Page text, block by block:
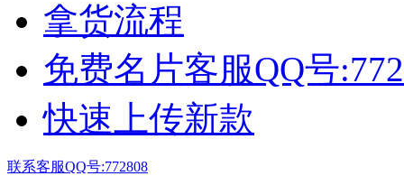
拿货流程
免费名片客服QQ号
快速上传新款
联系客服QQ号:772808